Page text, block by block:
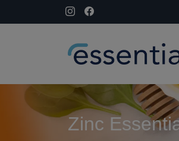
Zinc